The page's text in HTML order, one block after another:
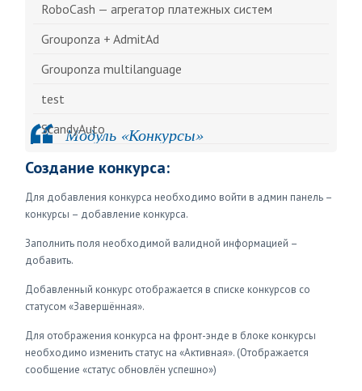
RoboCash — агрегатор платежных систем
Grouponza + AdmitAd
Grouponza multilanguage
test
ScandyAuto
Модуль «Конкурсы»
Создание конкурса:
Для добавления конкурса необходимо войти в админ панель –
конкурсы – добавление конкурса.
Заполнить поля необходимой валидной информацией –
добавить.
Добавленный конкурс отображается в списке конкурсов со
статусом «Завершённая».
Для отображения конкурса на фронт-энде в блоке конкурсы
необходимо изменить статус на «Активная». (Отображается
сообщение «статус обновлён успешно»)